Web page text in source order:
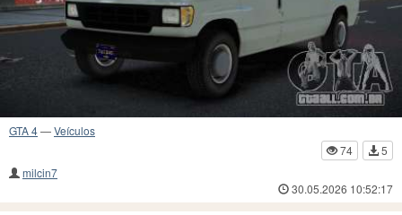
GTA 4—Veículos
74
5
milcin7
30.05.2026 10:52:17